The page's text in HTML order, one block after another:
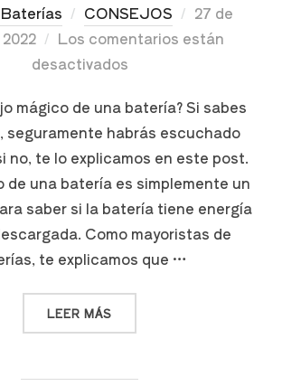
CONSEJOS
27 de
Los comentarios están
desactivados
mágico de una batería? Si sabes
seguramente habrás escuchado
no, te lo explicamos en este post.
de una batería es simplemente un
saber si la batería tiene energía
Como mayoristas de
te explicamos que …
LEER MÁS